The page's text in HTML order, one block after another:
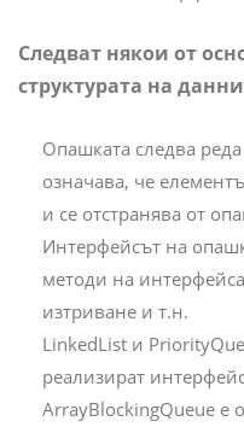
Следват някои от
структурата на
Опашката следва
означава, че
и се отстранява от
Интерфейсът на
методи на
изтриване и т.н.
LinkedList и
реализират
ArrayBlockingQueue е